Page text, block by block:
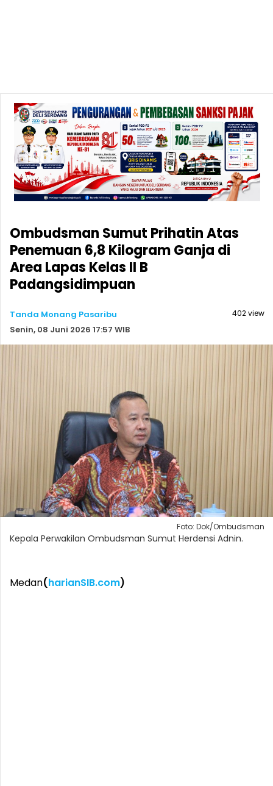
Ombudsman Sumut Prihatin Atas
Penemuan 6,8 Kilogram Ganja di
Area Lapas Kelas II B
Padangsidimpuan
Tanda Monang Pasaribu
Senin, 08 Juni 2026 17:57 WIB
402 view
Foto: Dok/Ombudsman
Kepala Perwakilan Ombudsman Sumut Herdensi Adnin.
Medan(harianSIB.com)